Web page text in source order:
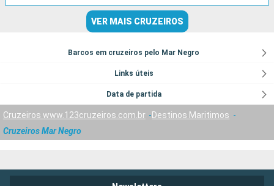
VER MAIS CRUZEIROS
Barcos em cruzeiros pelo Mar Negro
Links úteis
Data de partida
Cruzeiros www.123cruzeiros.com.br
Destinos Maritimos
Cruzeiros Mar Negro